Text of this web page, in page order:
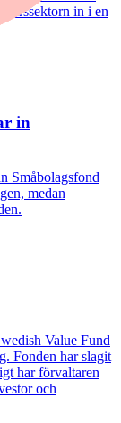
in i en
in
Småbolagsfond
medan
Value Fund
Fonden har slagit
har förvaltaren
och